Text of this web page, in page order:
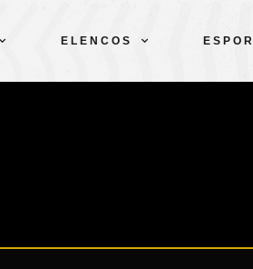
ELENCOS